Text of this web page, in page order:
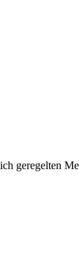
geregelten